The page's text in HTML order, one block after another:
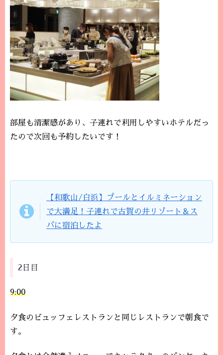
部屋も清潔感があり、子連れで利用しやすいホテルだっ
たので次回も予約したいです！
【和歌山/白浜】プールとイルミネーション
で大満足！子連れで古賀の井リゾート＆ス
パに宿泊したよ
2日目
9:00
夕食のビュッフェレストランと同じレストランで朝食で
す。